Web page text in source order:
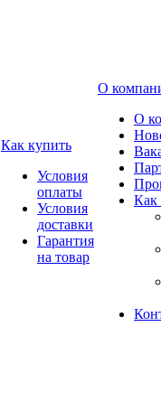
Как купить
Условия
оплаты
Условия
доставки
Гарантия
на товар
О
О
Как